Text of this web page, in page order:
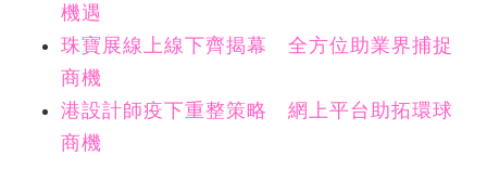
機遇
珠寶展線上線下齊揭幕 全方位助業界捕捉
商機
港設計師疫下重整策略 網上平台助拓環球
商機